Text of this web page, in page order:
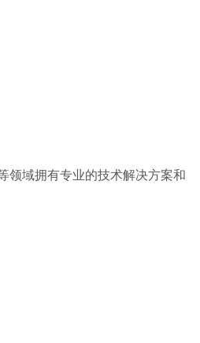
领域拥有专业的技术解决方案和